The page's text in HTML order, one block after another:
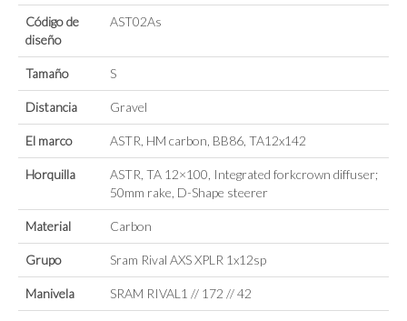
Código de
diseño
AST02As
Tamaño S
Distancia Gravel
El marco ASTR, HM carbon, BB86, TA12x142
Horquilla
ASTR, TA 12×100, Integrated forkcrown diffuser;
50mm rake, D-Shape steerer
Material Carbon
Grupo Sram Rival AXS XPLR 1x12sp
Manivela SRAM RIVAL1 // 172 // 42